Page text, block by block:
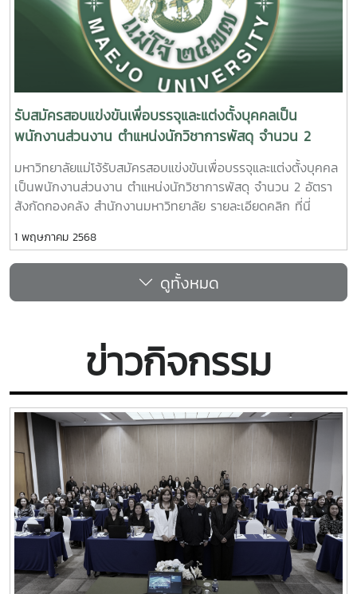
รับสมัครสอบแข่งขันเพื่อบรรจุและแต่งตั้งบุคคลเป็น
พนักงานส่วนงาน ตำแหน่งนักวิชาการพัสดุ จำนวน 2
มหาวิทยาลัยแม่โจ้รับสมัครสอบแข่งขันเพื่อบรรจุและแต่งตั้งบุคคล
เป็นพนักงานส่วนงาน ตำแหน่งนักวิชาการพัสดุ จำนวน 2 อัตรา
สังกัดกองคลัง สำนักงานมหาวิทยาลัย รายละเอียดคลิก ที่นี่
1 พฤษภาคม 2568
ดูทั้งหมด
ข่าวกิจกรรม